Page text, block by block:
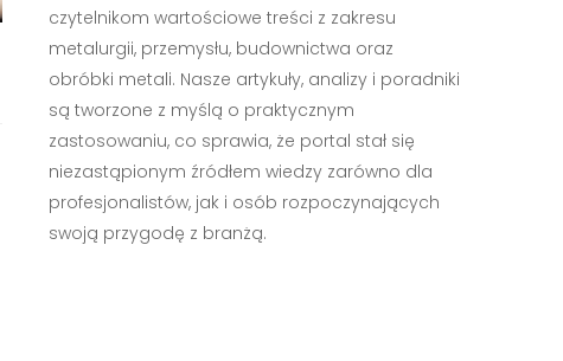
czytelnikom wartościowe treści z zakresu
metalurgii, przemysłu, budownictwa oraz
obróbki metali. Nasze artykuły, analizy i poradniki
są tworzone z myślą o praktycznym
zastosowaniu, co sprawia, że portal stał się
niezastąpionym źródłem wiedzy zarówno dla
profesjonalistów, jak i osób rozpoczynających
swoją przygodę z branżą.